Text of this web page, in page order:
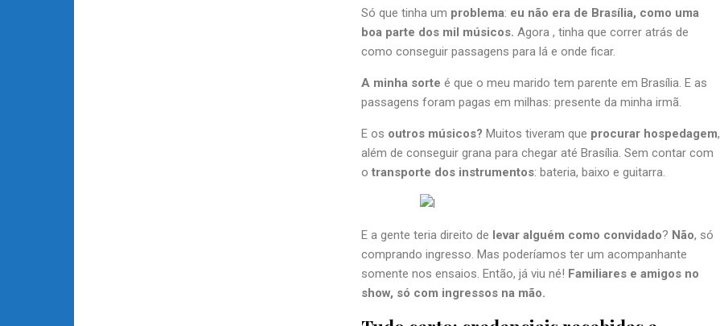
Só que tinha um problema: eu não era de Brasília, como uma
boa parte dos mil músicos. Agora , tinha que correr atrás de
como conseguir passagens para lá e onde ficar.
A minha sorte é que o meu marido tem parente em Brasília. E as
passagens foram pagas em milhas: presente da minha irmã.
E os outros músicos? Muitos tiveram que procurar hospedagem,
além de conseguir grana para chegar até Brasília. Sem contar com
o transporte dos instrumentos: bateria, baixo e guitarra.
E a gente teria direito de levar alguém como convidado? Não, só
comprando ingresso. Mas poderíamos ter um acompanhante
somente nos ensaios. Então, já viu né! Familiares e amigos no
show, só com ingressos na mão.